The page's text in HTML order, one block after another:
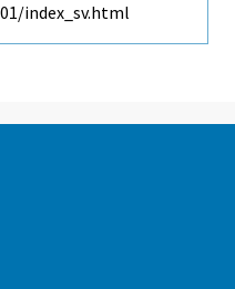
index_sv.html